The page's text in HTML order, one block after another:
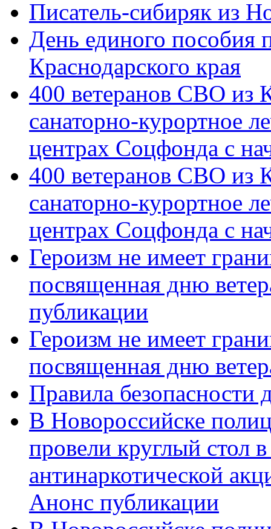
Писатель-сибиряк из
День единого пособия
Краснодарского края
400 ветеранов СВО из
санаторно-курортное
центрах Соцфонда с
400 ветеранов СВО из
санаторно-курортное
центрах Соцфонда с
Героизм не имеет
посвященная дню
публикации
Героизм не имеет
посвященная дню
Правила безопасности
В Новороссийске
провели круглый стол
антинаркотической
Анонс публикации